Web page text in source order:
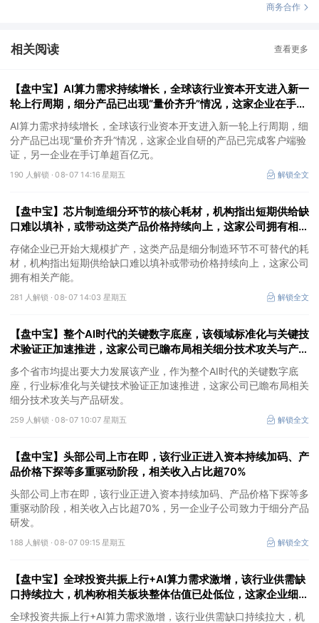
商务合作
相关阅读 查看更多
【盘中宝】AI算力需求持续增长，全球该行业资本开支进入新一
轮上行周期，细分产品已出现“量价齐升”情况，这家企业在手订
单超百亿元
AI算力需求持续增长，全球该行业资本开支进入新一轮上行周期，细
分产品已出现“量价齐升”情况，这家企业自研的产品已完成客户端验
证，另一企业在手订单超百亿元。
190 人解锁 ·08-07 14:16 星期五 解锁全文
【盘中宝】芯片制造细分环节的核心耗材，机构指出短期供给缺
口难以填补，或带动这类产品价格持续向上，这家公司拥有相关
产能
存储企业已开始大规模扩产，这类产品是细分制造环节不可替代的耗
材，机构指出短期供给缺口难以填补或带动价格持续向上，这家公司
拥有相关产能。
281 人解锁 ·08-07 14:03 星期五 解锁全文
【盘中宝】整个AI时代的关键数字底座，该领域标准化与关键技
术验证正加速推进，这家公司已瞻布局相关细分技术攻关与产品
研发
多个省市均提出要大力发展该产业，作为整个AI时代的关键数字底
座，行业标准化与关键技术验证正加速推进，这家公司已瞻布局相关
细分技术攻关与产品研发。
259 人解锁 ·08-07 10:07 星期五 解锁全文
【盘中宝】头部公司上市在即，该行业正进入资本持续加码、产
品价格下探等多重驱动阶段，相关收入占比超70%
头部公司上市在即，该行业正进入资本持续加码、产品价格下探等多
重驱动阶段，相关收入占比超70%，另一企业子公司致力于细分产品
研发。
188 人解锁 ·08-07 09:15 星期五 解锁全文
【盘中宝】全球投资共振上行+AI算力需求激增，该行业供需缺
口持续拉大，机构称相关板块整体估值已处低位，这家企业细分
产品市占率第一
全球投资共振上行+AI算力需求激增，该行业供需缺口持续拉大，机